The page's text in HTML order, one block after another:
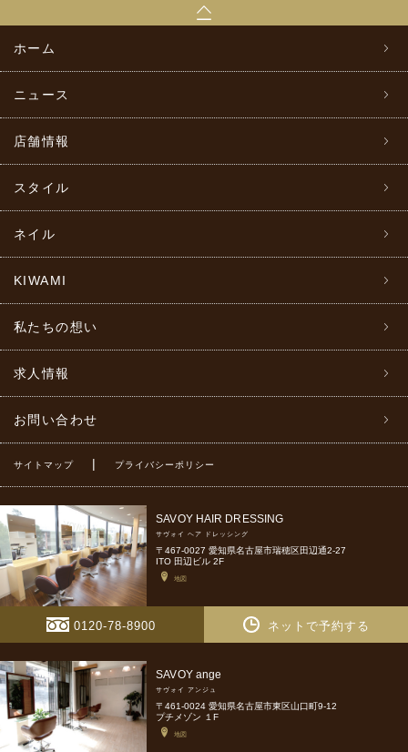
ホーム
ニュース
店舗情報
スタイル
ネイル
KIWAMI
私たちの想い
求人情報
お問い合わせ
サイトマップ | プライバシーポリシー
SAVOY HAIR DRESSING
サヴォイ ヘア ドレッシング
〒467-0027 愛知県名古屋市瑞穂区田辺通2-27
ITO 田辺ビル 2F
地図
0120-78-8900 ネットで予約する
SAVOY ange
サヴォイ アンジュ
〒461-0024 愛知県名古屋市東区山口町9-12
プチメゾン １F
地図